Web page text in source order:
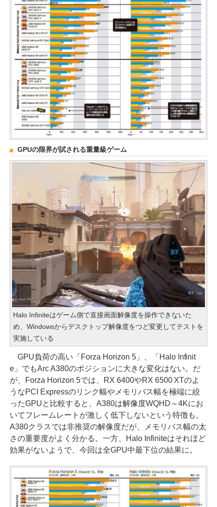
GPUの限界が試される重量級ゲーム
Halo Infiniteはゲーム側で直接画面解像度を操作できないた
め、Windowsからデスクトップ解像度をつど変更してテストを
実施している
GPU負荷の高い「Forza Horizon 5」、「Halo Infinit
e」でもArc A380のポジションに大きな変化はない。だ
が、Forza Horizon 5では、RX 6400やRX 6500 XTのよ
うなPCI Expressのリンク幅やメモリバス幅を極端に絞
ったGPUと比較すると、A380は解像度WQHD～4Kにお
いてフレームレートが激しく低下しないという特徴も。
A380クラスでは非推奨の解像度だが、メモリバス幅の太
さの重要度がよく分かる。一方、Halo Infiniteはそれほど
効果がないようで、今回は全GPU中最下位の結果に。